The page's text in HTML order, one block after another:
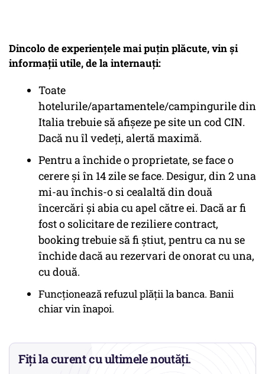
Dincolo de experiențele mai puțin plăcute, vin și
informații utile, de la internauți:
Toate
hotelurile/apartamentele/campingurile din
Italia trebuie să afișeze pe site un cod CIN.
Dacă nu îl vedeți, alertă maximă.
Pentru a închide o proprietate, se face o
cerere și în 14 zile se face. Desigur, din 2 una
mi-au închis-o si cealaltă din două
încercări și abia cu apel către ei. Dacă ar fi
fost o solicitare de reziliere contract,
booking trebuie să fi știut, pentru ca nu se
închide dacă au rezervari de onorat cu una,
cu două.
Funcționează refuzul plății la banca. Banii
chiar vin înapoi.
Fiți la curent cu ultimele noutăți.